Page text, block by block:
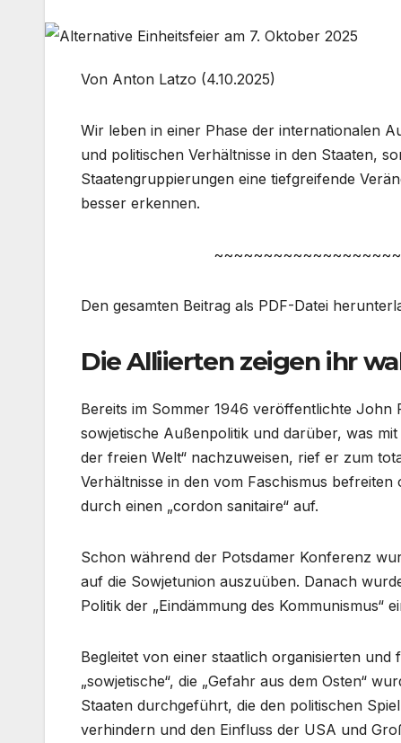
Von Anton Latzo (4.10.2025)
Wir leben in einer Phase der internationalen
und politischen Verhältnisse in den Staaten,
Staatengruppierungen eine tiefgreifende
besser erkennen.
Den gesamten Beitrag als PDF-Datei
Die Alliierten zeigen ihr
Bereits im Sommer 1946 veröffentlichte John
sowjetische Außenpolitik und darüber, was
der freien Welt“ nachzuweisen, rief er zum
Verhältnisse in den vom Faschismus
durch einen „cordon sanitaire“ auf.
Schon während der Potsdamer Konferenz
auf die Sowjetunion auszuüben. Danach
Politik der „Eindämmung des Kommunismus“
Begleitet von einer staatlich organisierten und
„sowjetische“, die „Gefahr aus dem Osten“
Staaten durchgeführt, die den politischen
verhindern und den Einfluss der USA und